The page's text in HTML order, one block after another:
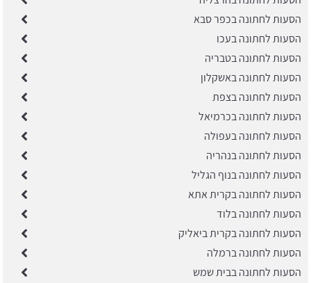
הסעות לחתונה בכפר סבא
הסעות לחתונה בעכו
הסעות לחתונה בטבריה
הסעות לחתונה באשקלון
הסעות לחתונה בצפת
הסעות לחתונה בכרמיאל
הסעות לחתונה בעפולה
הסעות לחתונה בנהריה
הסעות לחתונה בנוף הגליל
הסעות לחתונה בקרית אתא
הסעות לחתונה בלוד
הסעות לחתונה בקרית ביאליק
הסעות לחתונה ברמלה
הסעות לחתונה בבית שמש